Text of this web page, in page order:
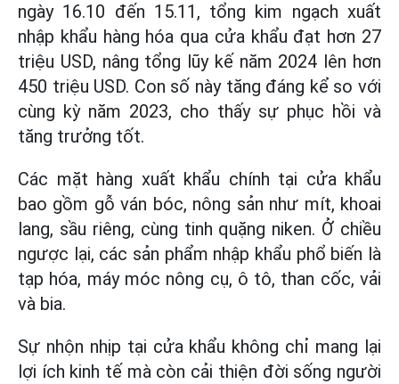
ngày 16.10 đến 15.11, tổng kim ngạch xuất
nhập khẩu hàng hóa qua cửa khẩu đạt hơn 27
triệu USD, nâng tổng lũy kế năm 2024 lên hơn
450 triệu USD. Con số này tăng đáng kể so với
cùng kỳ năm 2023, cho thấy sự phục hồi và
tăng trưởng tốt.
Các mặt hàng xuất khẩu chính tại cửa khẩu
bao gồm gỗ ván bóc, nông sản như mít, khoai
lang, sầu riêng, cùng tinh quặng niken. Ở chiều
ngược lại, các sản phẩm nhập khẩu phổ biến là
tạp hóa, máy móc nông cụ, ô tô, than cốc, vải
và bia.
Sự nhộn nhịp tại cửa khẩu không chỉ mang lại
lợi ích kinh tế mà còn cải thiện đời sống người